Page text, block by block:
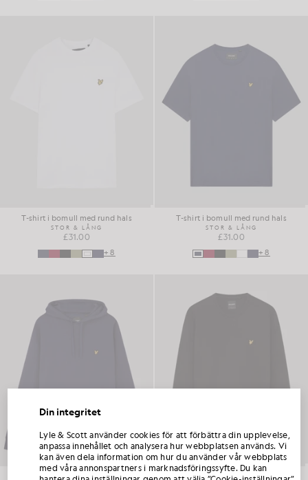
T-shirt i bomull med rund hals
STOR & LÅNG
£31.00
+8
T-shirt i bomull med rund hals
STOR & LÅNG
£31.00
+8
Loopback-hoodie i bomull T-shirt i bomull med rund hals
Din integritet
Lyle & Scott använder cookies för att förbättra din upplevelse,
anpassa innehållet och analysera hur webbplatsen används. Vi
kan även dela information om hur du använder vår webbplats
med våra annonspartners i marknadsföringssyfte. Du kan
BESTÄLLNING
Gå med i Club Lyle & Scott och var först med att få information om nya kollektioner,
samarbeten och säsongsrea endast för medlemmar, samt en exklusiv välkomstkod